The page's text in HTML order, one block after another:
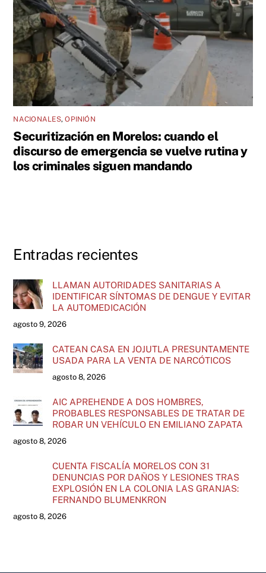
NACIONALES,OPINIÓN
Securitización en Morelos: cuando el
discurso de emergencia se vuelve rutina y
los criminales siguen mandando
Entradas recientes
LLAMAN AUTORIDADES SANITARIAS A
IDENTIFICAR SÍNTOMAS DE DENGUE Y EVITAR
LA AUTOMEDICACIÓN
agosto 9, 2026
CATEAN CASA EN JOJUTLA PRESUNTAMENTE
USADA PARA LA VENTA DE NARCÓTICOS
agosto 8, 2026
AIC APREHENDE A DOS HOMBRES,
PROBABLES RESPONSABLES DE TRATAR DE
ROBAR UN VEHÍCULO EN EMILIANO ZAPATA
agosto 8, 2026
CUENTA FISCALÍA MORELOS CON 31
DENUNCIAS POR DAÑOS Y LESIONES TRAS
EXPLOSIÓN EN LA COLONIA LAS GRANJAS:
FERNANDO BLUMENKRON
agosto 8, 2026